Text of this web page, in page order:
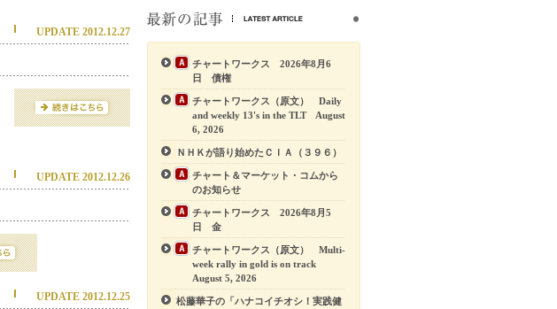
UPDATE 2012.12.27
UPDATE 2012.12.26
UPDATE 2012.12.25
チャートワークス 2026年8月6
日 債権
チャートワークス（原文） Daily
and weekly 13's in the TLT August
6, 2026
ＮＨＫが語り始めたＣＩＡ（３９６）
チャート＆マーケット・コムから
のお知らせ
チャートワークス 2026年8月5
日 金
チャートワークス（原文） Multi-
week rally in gold is on track
August 5, 2026
松藤華子の「ハナコイチオシ！実践健